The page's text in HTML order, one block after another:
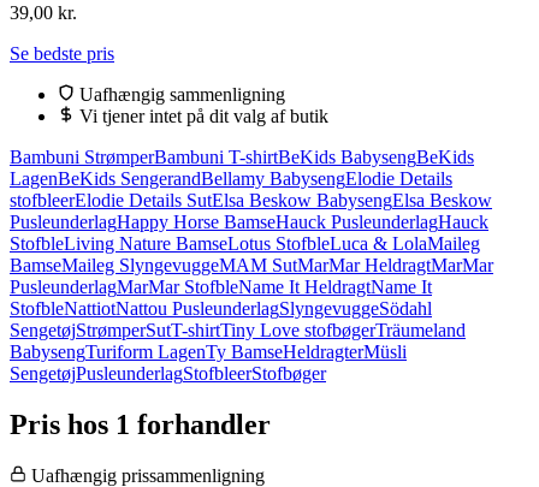
39,00 kr.
Se bedste pris
Uafhængig sammenligning
Vi tjener intet på dit valg af butik
Bambuni StrømperBambuni T-shirtBeKids BabysengBeKids
LagenBeKids SengerandBellamy BabysengElodie Details
stofbleerElodie Details SutElsa Beskow BabysengElsa Beskow
PusleunderlagHappy Horse BamseHauck PusleunderlagHauck
StofbleLiving Nature BamseLotus StofbleLuca & LolaMaileg
BamseMaileg SlyngevuggeMAM SutMarMar HeldragtMarMar
PusleunderlagMarMar StofbleName It HeldragtName It
StofbleNattiotNattou PusleunderlagSlyngevuggeSödahl
SengetøjStrømperSutT-shirtTiny Love stofbøgerTräumeland
BabysengTuriform LagenTy BamseHeldragterMüsli
SengetøjPusleunderlagStofbleerStofbøger
Pris hos 1 forhandler
Uafhængig prissammenligning